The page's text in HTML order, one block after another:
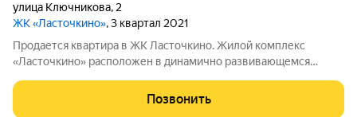
улица Ключникова, 2
ЖК «Ласточкино», 3 квартал 2021
Продается квартира в ЖК Ласточкино. Жилой комплекс
«Ласточкино» расположен в динамично развивающемся
пейзажи изумительной красоты, неподалеку сосновый лес,
озеро, река Дон. И при этом
Позвонить